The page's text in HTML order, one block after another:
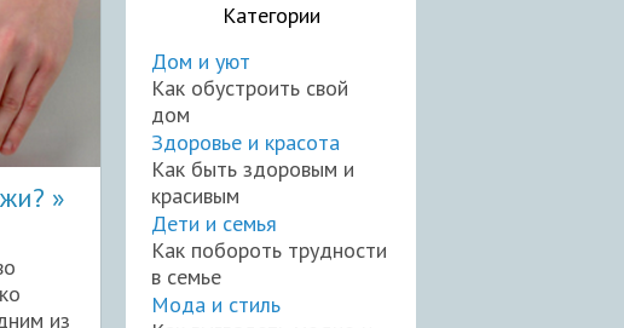
из
Категории
Дом и уют
Как обустроить свой
дом
Здоровье и красота
Как быть здоровым и
красивым
Дети и семья
Как побороть трудности
в семье
Мода и стиль